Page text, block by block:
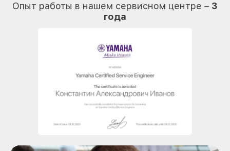
Опыт работы в нашем сервисном центре – 3
года